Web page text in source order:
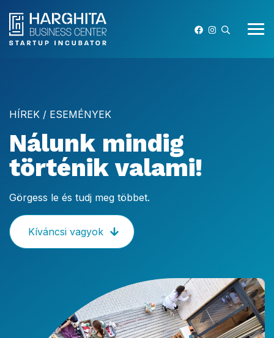
HÍREK / ESEMÉNYEK
Nálunk mindig
történik valami!
Görgess le és tudj meg többet.
Kíváncsi vagyok